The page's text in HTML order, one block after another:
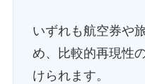
いずれも航空券や
め、比較的再現性
けられます。